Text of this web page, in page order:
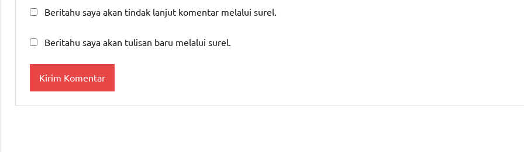
Beritahu saya akan tindak lanjut komentar melalui surel.
Beritahu saya akan tulisan baru melalui surel.